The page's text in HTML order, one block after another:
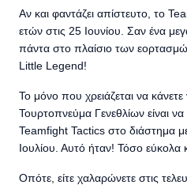
Αν και φαντάζει απίστευτο, το
ετών στις 25 Ιουνίου. Σαν ένα
πάντα στο πλαίσιο των
Little Legend!
Το μόνο που χρειάζεται να
Τουρτοπνεύμα Γενεθλίων είναι να
Teamfight Tactics στο διάστημα
Ιουλίου. Αυτό ήταν! Τόσο εύκολα
Οπότε, είτε χαλαρώνετε στις